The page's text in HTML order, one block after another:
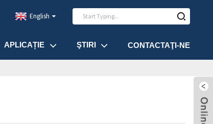
APLICAȚIE ŞTIRI CONTACTAŢI-NE
English